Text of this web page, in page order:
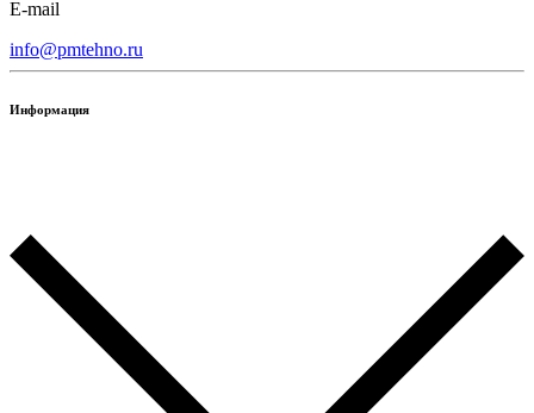
E-mail
info@pmtehno.ru
Информация